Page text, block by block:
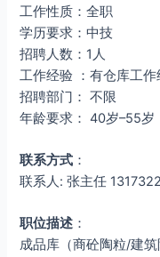
工作性质：全职
学历要求：中技
招聘人数：1人
工作经验 ：有仓库工
招聘部门： 不限
年龄要求： 40岁–55岁
联系方式 ：
联系人: 张主任
职位描述 ：
成品库（商砼陶粒/建